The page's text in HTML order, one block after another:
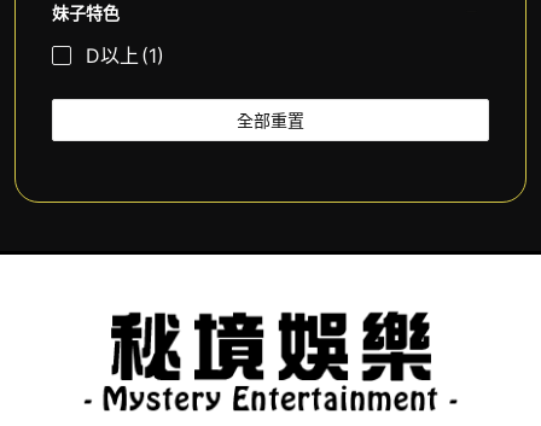
妹子特色
D以上 (1)
全部重置